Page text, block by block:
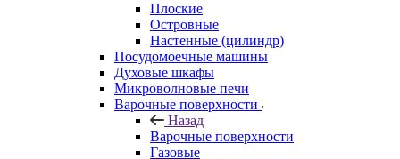
Плоские
Островные
Настенные (цилиндр)
Посудомоечные машины
Духовые шкафы
Микроволновые печи
Варочные поверхности
Назад
Варочные поверхности
Газовые